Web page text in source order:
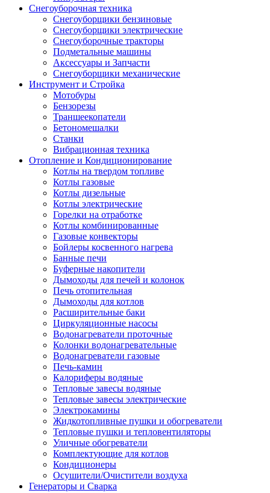
Снегоуборочная техника
Снегоуборщики бензиновые
Снегоуборщики электрические
Снегоуборочные тракторы
Подметальные машины
Аксессуары и Запчасти
Снегоуборщики механические
Инструмент и Стройка
Мотобуры
Бензорезы
Траншеекопатели
Бетономешалки
Станки
Вибрационная техника
Отопление и Кондиционирование
Котлы на твердом топливе
Котлы газовые
Котлы дизельные
Котлы электрические
Горелки на отработке
Котлы комбинированные
Газовые конвекторы
Бойлеры косвенного нагрева
Банные печи
Буферные накопители
Дымоходы для печей и колонок
Печь отопительная
Дымоходы для котлов
Расширительные баки
Циркуляционные насосы
Водонагреватели проточные
Колонки водонагревательные
Водонагреватели газовые
Печь-камин
Калориферы водяные
Тепловые завесы водяные
Тепловые завесы электрические
Электрокамины
Жидкотопливные пушки и обогреватели
Тепловые пушки и тепловентиляторы
Уличные обогреватели
Комплектующие для котлов
Кондиционеры
Осушители/Очистители воздуха
Генераторы и Сварка